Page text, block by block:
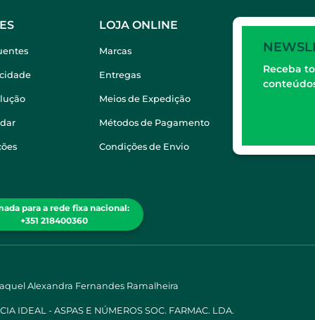
LOJA ONLINE
Marcas
Entregas
Meios de Expedição
Métodos de Pagamento
Condições de Envio
Receba
para a rede fixa nacional:
+351 218400360
Alexandra Fernandes Ramalheira
IDEAL - ASPAS E NÚMEROS SOC. FARMAC. LDA.